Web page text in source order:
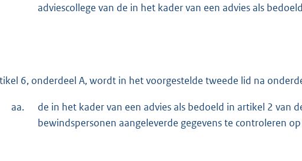
adviescollege van de in het kader van een advies als
6, onderdeel A, wordt in het voorgestelde tweede lid na
aa.
de in het kader van een advies als bedoeld in artikel 2 van
bewindspersonen aangeleverde gegevens te controleren